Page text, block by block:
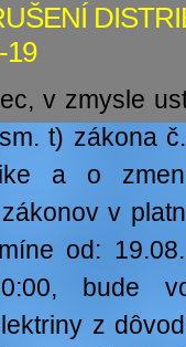
19
v zmysle
t) zákona
a o
v
od:
bude
z